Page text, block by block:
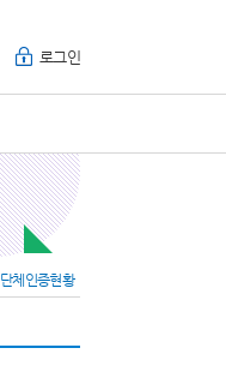
로그인
단체인증현황